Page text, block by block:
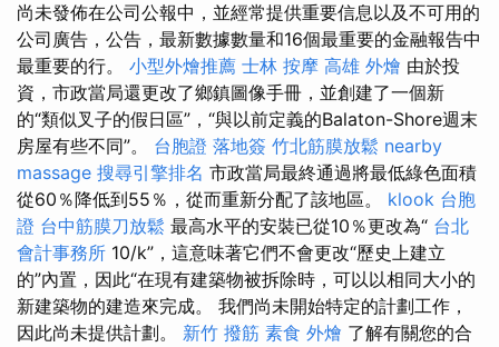
尚未發佈在公司公報中，並經常提供重要信息以及不可用的
公司廣告，公告，最新數據數量和16個最重要的金融報告中
最重要的行。 小型外燴推薦 士林 按摩 高雄 外燴 由於投
資，市政當局還更改了鄉鎮圖像手冊，並創建了一個新
的“類似叉子的假日區”，“與以前定義的Balaton-Shore週末
房屋有些不同”。 台胞證 落地簽 竹北筋膜放鬆 nearby
massage 搜尋引擎排名 市政當局最終通過將最低綠色面積
從60％降低到55％，從而重新分配了該地區。 klook 台胞
證 台中筋膜刀放鬆 最高水平的安裝已從10％更改為“ 台北
會計事務所 10/k”，這意味著它們不會更改“歷史上建立
的”內置，因此“在現有建築物被拆除時，可以以相同大小的
新建築物的建造來完成。 我們尚未開始特定的計劃工作，
因此尚未提供計劃。 新竹 撥筋 素食 外燴 了解有關您的合